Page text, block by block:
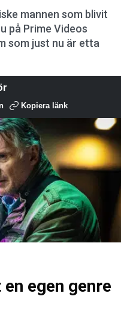
mannen som blivit
på Prime Videos
som just nu är etta
Kopiera länk
egen genre